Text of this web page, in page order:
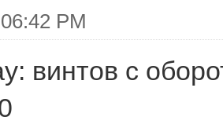
PM
винтов с